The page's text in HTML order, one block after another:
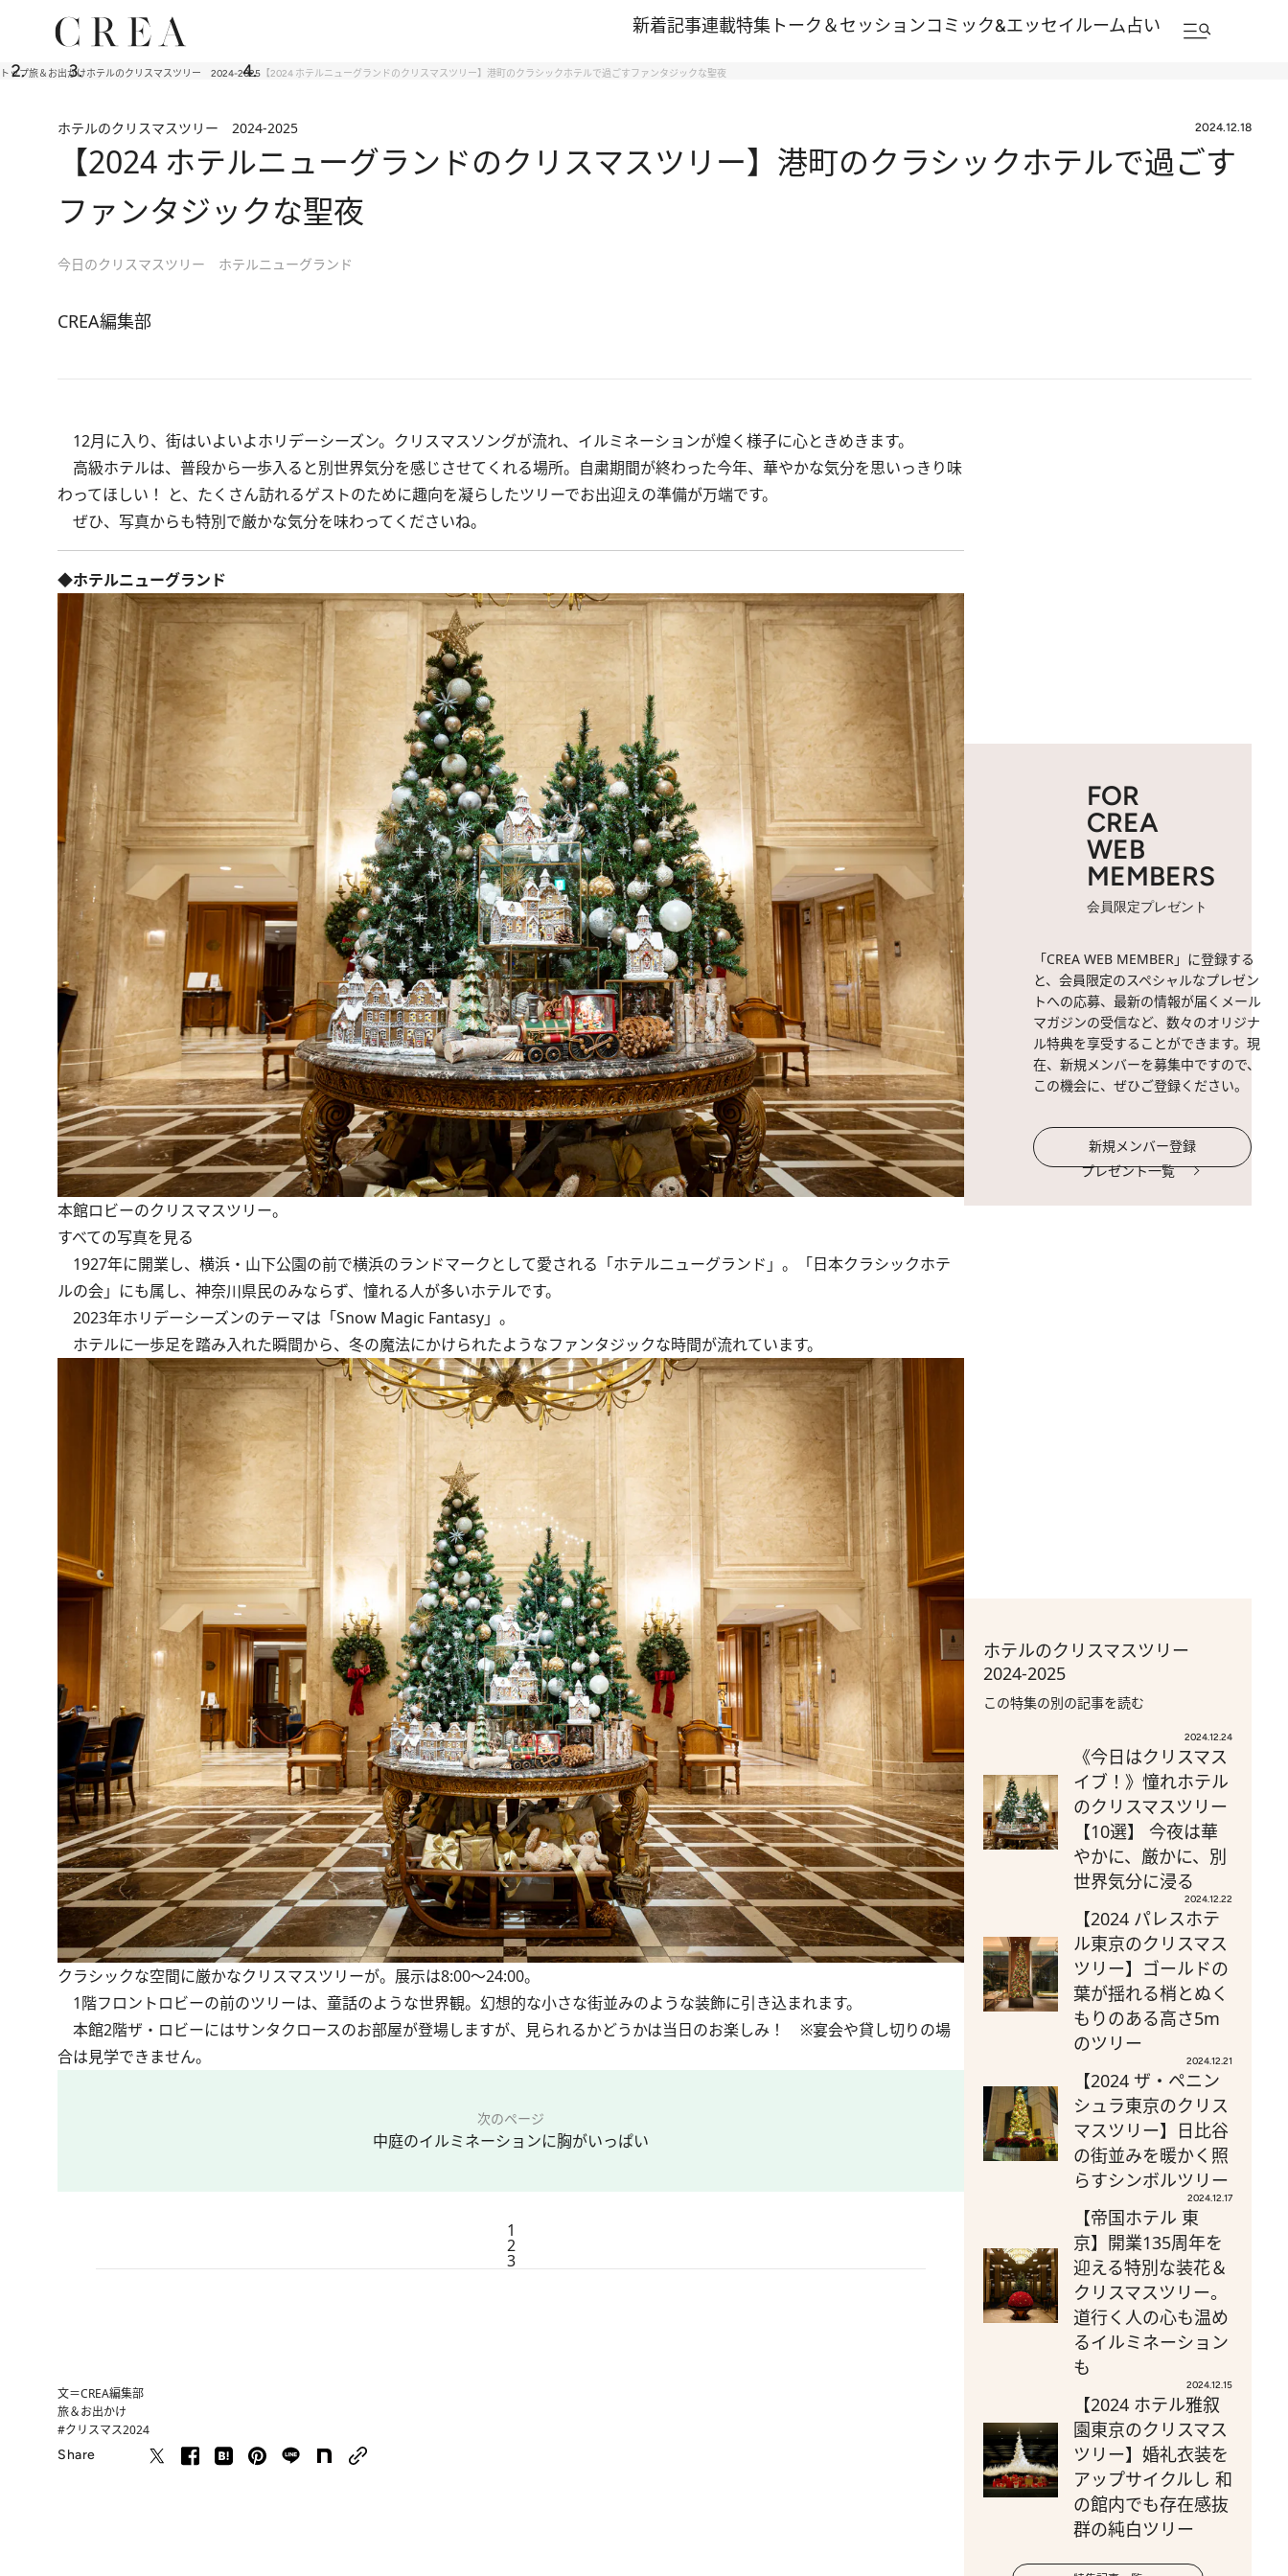
新着記事連載特集 トーク＆セッションコミック&エッセイルーム占い
トップ旅＆お出かけホテルのクリスマスツリー 2024-2025 【2024 ホテルニューグランドのクリスマスツリー】港町のクラシックホテルで過ごすファンタジックな聖夜
ホテルのクリスマスツリー 2024-2025 2024.12.18
【2024 ホテルニューグランドのクリスマスツリー】港町のクラシックホテルで過ごす
ファンタジックな聖夜
今日のクリスマスツリー ホテルニューグランド
CREA編集部
12月に入り、街はいよいよホリデーシーズン。クリスマスソングが流れ、イルミネーションが煌く様子に心ときめきます。
高級ホテルは、普段から一歩入ると別世界気分を感じさせてくれる場所。自粛期間が終わった今年、華やかな気分を思いっきり味
わってほしい！ と、たくさん訪れるゲストのために趣向を凝らしたツリーでお出迎えの準備が万端です。
ぜひ、写真からも特別で厳かな気分を味わってくださいね。
◆ホテルニューグランド
本館ロビーのクリスマスツリー。
すべての写真を見る
1927年に開業し、横浜・山下公園の前で横浜のランドマークとして愛される「ホテルニューグランド」。「日本クラシックホテ
ルの会」にも属し、神奈川県民のみならず、憧れる人が多いホテルです。
2023年ホリデーシーズンのテーマは「Snow Magic Fantasy」。
ホテルに一歩足を踏み入れた瞬間から、冬の魔法にかけられたようなファンタジックな時間が流れています。
クラシックな空間に厳かなクリスマスツリーが。展示は8:00～24:00。
1階フロントロビーの前のツリーは、童話のような世界観。幻想的な小さな街並みのような装飾に引き込まれます。
本館2階ザ・ロビーにはサンタクロースのお部屋が登場しますが、見られるかどうかは当日のお楽しみ！ ※宴会や貸し切りの場
合は見学できません。
次のページ
中庭のイルミネーションに胸がいっぱい
1
2
3
文＝CREA編集部
旅＆お出かけ
#クリスマス2024
Share
FOR
CREA
WEB
MEMBERS
会員限定プレゼント
「CREA WEB MEMBER」に登録する
と、会員限定のスペシャルなプレゼン
トへの応募、最新の情報が届くメール
マガジンの受信など、数々のオリジナ
ル特典を享受することができます。現
在、新規メンバーを募集中ですので、
この機会に、ぜひご登録ください。
新規メンバー登録
プレゼント一覧
ホテルのクリスマスツリー
2024-2025
この特集の別の記事を読む
2024.12.24
《今日はクリスマス
イブ！》憧れホテル
のクリスマスツリー
【10選】 今夜は華
やかに、厳かに、別
世界気分に浸る
2024.12.22
【2024 パレスホテ
ル東京のクリスマス
ツリー】ゴールドの
葉が揺れる梢とぬく
もりのある高さ5m
のツリー
2024.12.21
【2024 ザ・ペニン
シュラ東京のクリス
マスツリー】日比谷
の街並みを暖かく照
らすシンボルツリー
2024.12.17
【帝国ホテル 東
京】開業135周年を
迎える特別な装花＆
クリスマスツリー。
道行く人の心も温め
るイルミネーション
も
2024.12.15
【2024 ホテル雅叙
園東京のクリスマス
ツリー】婚礼衣装を
アップサイクルし 和
の館内でも存在感抜
群の純白ツリー